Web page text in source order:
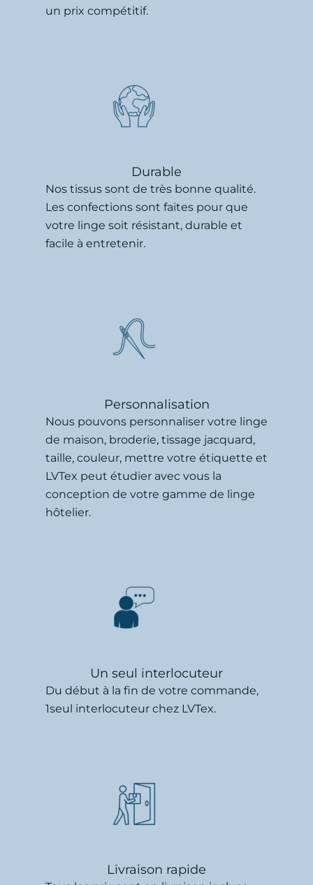
un prix compétitif.
Durable
Nos tissus sont de très bonne qualité.
Les confections sont faites pour que
votre linge soit résistant, durable et
facile à entretenir.
Personnalisation
Nous pouvons personnaliser votre linge
de maison, broderie, tissage jacquard,
taille, couleur, mettre votre étiquette et
LVTex peut étudier avec vous la
conception de votre gamme de linge
hôtelier.
Un seul interlocuteur
Du début à la fin de votre commande,
1seul interlocuteur chez LVTex.
Livraison rapide